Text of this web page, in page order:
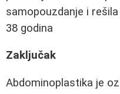
samopouzdanje i
38 godina
Zaključak
Abdominoplastika je